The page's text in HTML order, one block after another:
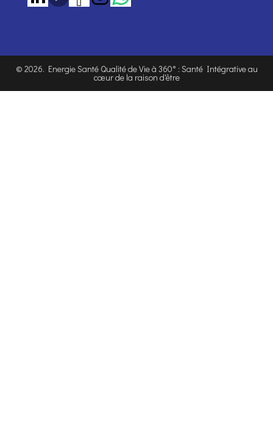
© 2026. Energie Santé Qualité de Vie à 360° : Santé Intégrative au
cœur de la raison d'être